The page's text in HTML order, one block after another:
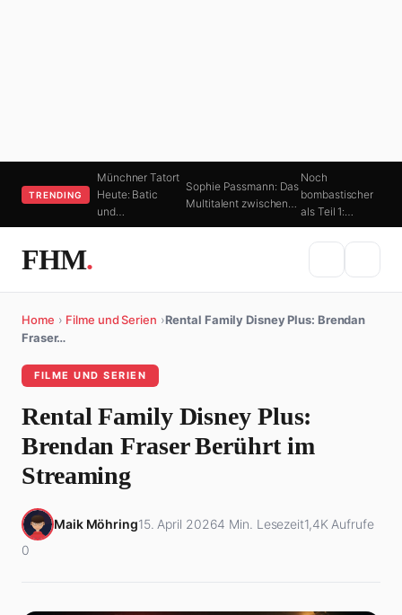
TRENDING
Münchner Tatort
Heute: Batic
und…
Sophie Passmann: Das
Multitalent zwischen…
Noch
bombastischer
als Teil 1:…
FHM.
Home › Filme und Serien ›Rental Family Disney Plus: Brendan
Fraser…
FILME UND SERIEN
Rental Family Disney Plus:
Brendan Fraser Berührt im
Streaming
Maik Möhring15. April 20264 Min. Lesezeit1,4K Aufrufe
0